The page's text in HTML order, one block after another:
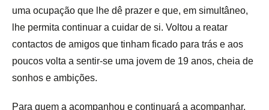
uma ocupação que lhe dê prazer e que, em simultâneo,
lhe permita continuar a cuidar de si. Voltou a reatar
contactos de amigos que tinham ficado para trás e aos
poucos volta a sentir-se uma jovem de 19 anos, cheia de
sonhos e ambições.
Para quem a acompanhou e continuará a acompanhar,